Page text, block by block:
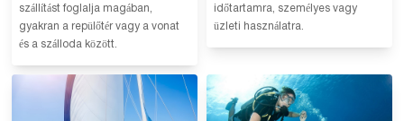
szállítást foglalja magában,
gyakran a repülőtér vagy a vonat
és a szálloda között.
időtartamra, személyes vagy
üzleti használatra.